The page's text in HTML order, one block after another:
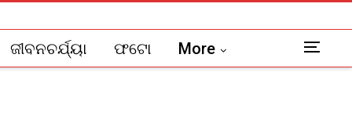
ଜୀବନଚର୍ଯ୍ୟା ଫଟୋ More